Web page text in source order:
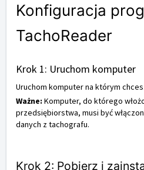
Konfiguracja
TachoReader
Krok 1: Uruchom komputer
Uruchom komputer na którym
Ważne: Komputer, do którego
przedsiębiorstwa, musi być
danych z tachografu.
Krok 2: Pobierz i